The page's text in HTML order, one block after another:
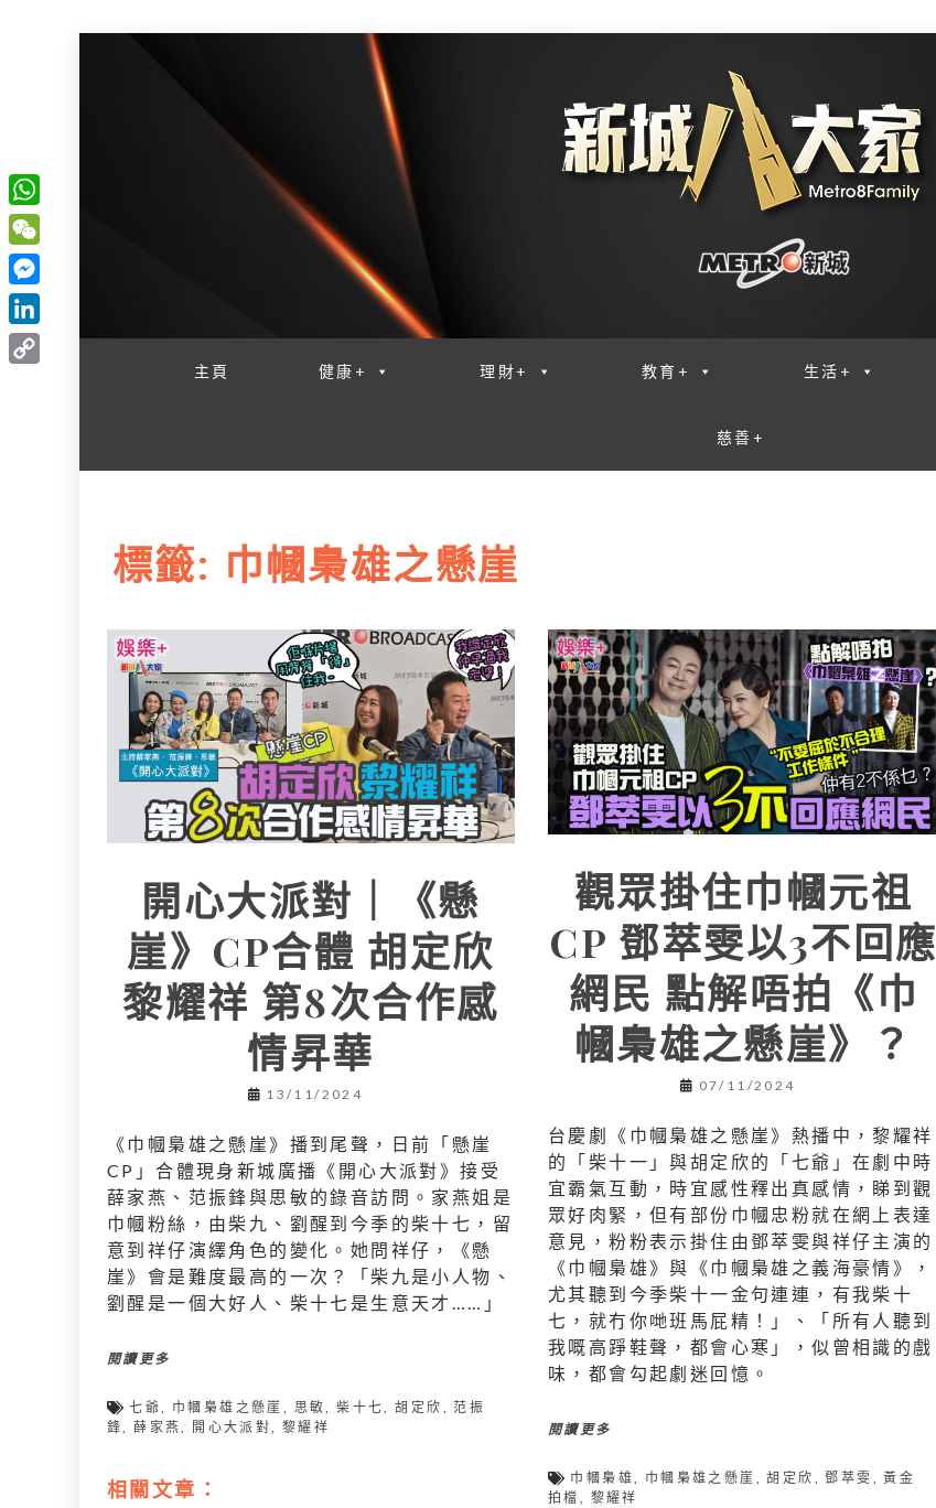
主頁 健康+ 理財+ 教育+ 生活+
慈善+
標籤: 巾幗梟雄之懸崖
開心大派對｜《懸
崖》CP合體 胡定欣
黎耀祥 第8次合作感
情昇華
13/11/2024
《巾幗梟雄之懸崖》播到尾聲，日前「懸崖
CP」合體現身新城廣播《開心大派對》接受
薛家燕、范振鋒與思敏的錄音訪問。家燕姐是
巾幗粉絲，由柴九、劉醒到今季的柴十七，留
意到祥仔演繹角色的變化。她問祥仔，《懸
崖》會是難度最高的一次？「柴九是小人物、
劉醒是一個大好人、柴十七是生意天才……」
閱讀更多
七爺, 巾幗梟雄之懸崖 , 思敏,柴十七,胡定欣 ,范振
鋒,薛家燕, 開心大派對,黎耀祥
相關文章：
觀眾掛住巾幗元祖
CP 鄧萃雯以3不回應
網民 點解唔拍《巾
幗梟雄之懸崖》？
07/11/2024
台慶劇《巾幗梟雄之懸崖》熱播中，黎耀祥
的「柴十一」與胡定欣的「七爺」在劇中時
宜霸氣互動，時宜感性釋出真感情，睇到觀
眾好肉緊，但有部份巾幗忠粉就在網上表達
意見，粉粉表示掛住由鄧萃雯與祥仔主演的
《巾幗梟雄》與《巾幗梟雄之義海豪情》，
尤其聽到今季柴十一金句連連，有我柴十
七，就冇你哋班馬屁精！」、「所有人聽到
我嘅高踭鞋聲，都會心寒」，似曾相識的戲
味，都會勾起劇迷回憶。
閱讀更多
巾幗梟雄, 巾幗梟雄之懸崖 ,胡定欣 ,鄧萃雯 ,黃金
拍檔 , 黎耀祥
W
h
a
t
s
W
e
C
h
M
e
s
L
i